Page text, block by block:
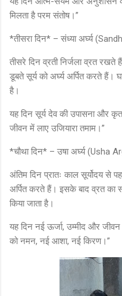
मिलता है परम संतोष।”
*तीसरा दिन* – संध्या अर्घ्य
तीसरे दिन व्रती निर्जला व्रत
डूबते सूर्य को अर्घ्य अर्पित करते हैं।
है।
यह दिन सूर्य देव की उपासना और
जीवन में लाए उजियारा तमाम।”
*चौथा दिन* – उषा अर्घ्य (Usha
अंतिम दिन प्रातः काल सूर्योदय से
अर्पित करते हैं। इसके बाद व्रत का
किया जाता है।
यह दिन नई ऊर्जा, उम्मीद और
को नमन, नई आशा, नई किरण।”